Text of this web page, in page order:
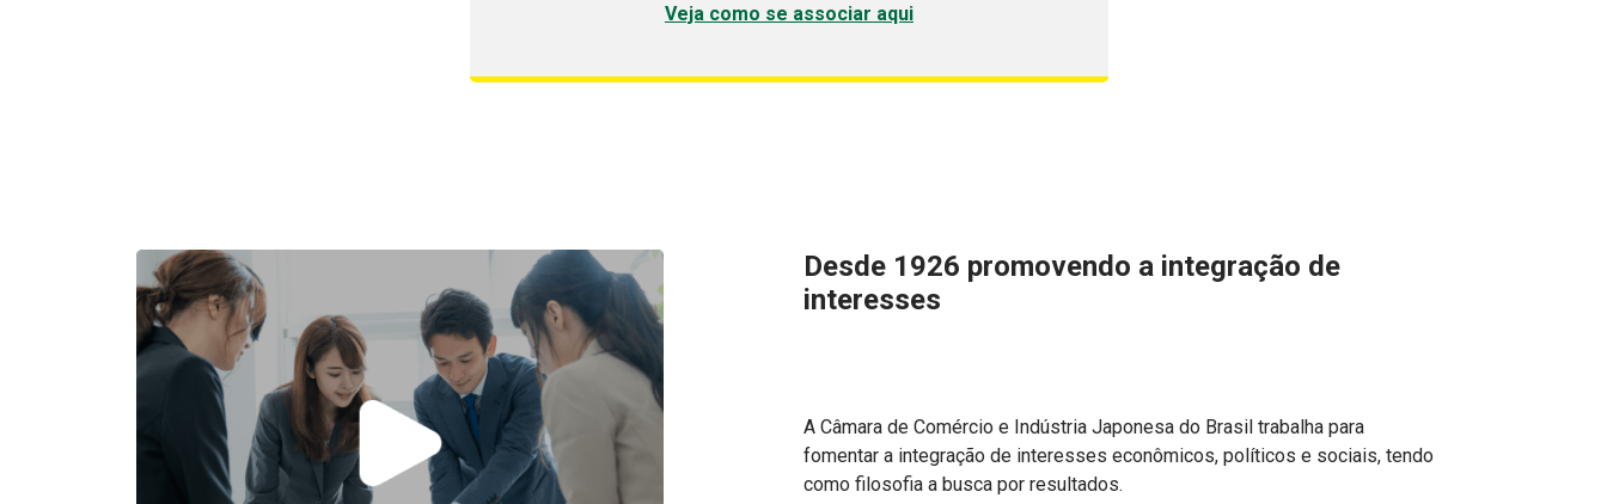
Veja como se associar aqui
Desde 1926 promovendo a integração de
interesses
A Câmara de Comércio e Indústria Japonesa do Brasil trabalha para
fomentar a integração de interesses econômicos, políticos e sociais, tendo
como filosofia a busca por resultados.